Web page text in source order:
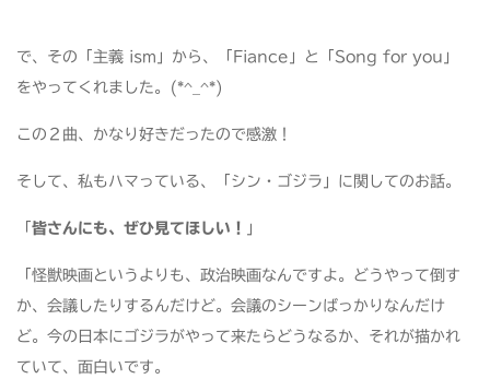
で、その「主義 ism」から、「Fiance」と「Song for you」
をやってくれました。(*^_^*)
この２曲、かなり好きだったので感激！
そして、私もハマっている、「シン・ゴジラ」に関してのお話。
「 皆さんにも、ぜひ見てほしい！ 」
「怪獣映画というよりも、政治映画なんですよ。どうやって倒す
か、会議したりするんだけど。会議のシーンばっかりなんだけ
ど。今の日本にゴジラがやって来たらどうなるか、それが描かれ
ていて、面白いです。